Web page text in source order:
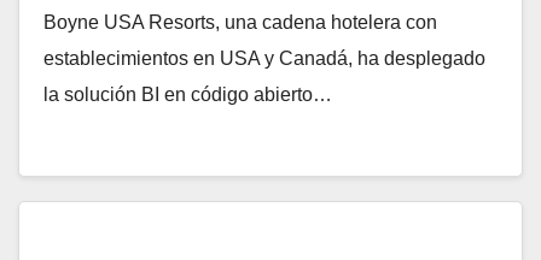
Boyne USA Resorts, una cadena hotelera con
establecimientos en USA y Canadá, ha desplegado
la solución BI en código abierto…